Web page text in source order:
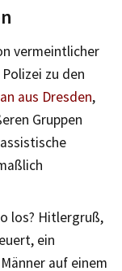
vermeintlicher
zu den
aus Dresden,
Gruppen
los? Hitlergruß,
ein
auf einem